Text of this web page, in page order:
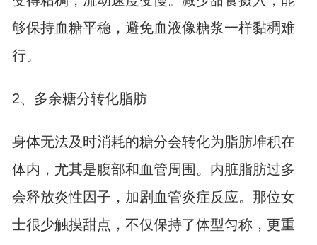
够保持血糖平稳，避免血液像糖浆一样黏稠难
行。
2、多余糖分转化脂肪
身体无法及时消耗的糖分会转化为脂肪堆积在
体内，尤其是腹部和血管周围。内脏脂肪过多
会释放炎性因子，加剧血管炎症反应。那位女
士很少触摸甜点，不仅保持了体型匀称，更重